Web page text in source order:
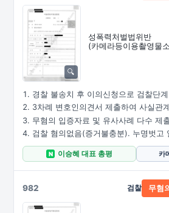
성폭력처벌법위반
(카메라등이용촬영물
경찰 불송치 후 이의신청으로 검찰단
3차례 변호인의견서 제출하여 사실관
무혐의 입증자료 및 유사사례 다수 제
검찰 혐의없음(증거불충분). 누명벗고
N 이승혜 대표 총평 카
982 검찰 무혐